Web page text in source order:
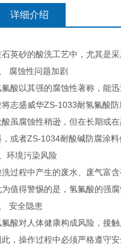
详细介绍
石英砂的酸洗工艺中，尤其是
腐蚀性问题加剧
氟酸以其强的腐蚀性著称，能
将志盛威华ZS-1033耐氢氟酸
酸虽腐蚀性稍逊，但在长期或
，或者ZS-1034耐酸碱防腐涂
环境污染风险
洗过程中产生的废水、废气富
为值得警惕的是，氢氟酸的强
安全隐患
氟酸对人体健康构成风险，接
此，操作过程中必须严格遵守